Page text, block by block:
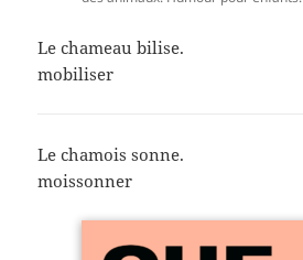
Le chameau bilise.
mobiliser
Le chamois sonne.
moissonner